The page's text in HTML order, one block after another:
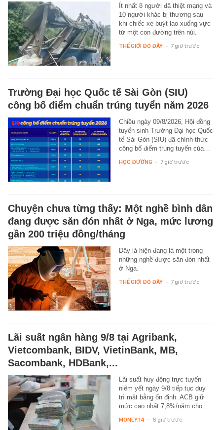
Ít nhất 8 người đã thiệt mạng và
10 người khác bị thương sau
khi chiếc xe buýt lao xuống vực
từ một con đường trên núi.
THẾ GIỚI ĐÓ ĐÂY - 7 giờ trước
Trường Đại học Quốc tế Sài Gòn (SIU)
công bố điểm chuẩn trúng tuyển năm 2026
Chiều ngày 09/8/2026, Hội đồng
tuyển sinh Trường Đại học Quốc
tế Sài Gòn (SIU) đã chính thức
công bố điểm trúng tuyển của…
HỌC ĐƯỜNG - 7 giờ trước
Chuyện chưa từng thấy: Một nghề bình dân
đang được săn đón nhất ở Nga, mức lương
gần 200 triệu đồng/tháng
Đây là hiện đang là một trong
những nghề được săn đón nhất
ở Nga.
THẾ GIỚI ĐÓ ĐÂY - 7 giờ trước
Lãi suất ngân hàng 9/8 tại Agribank,
Vietcombank, BIDV, VietinBank, MB,
Sacombank, HDBank,...
Lãi suất huy động trực tuyến
niêm yết ngày 9/8 tiếp tục duy
trì mặt bằng ổn định. ACB giữ
mức cao nhất 7,8%/năm cho…
MONEY.14 - 6 giờ trước